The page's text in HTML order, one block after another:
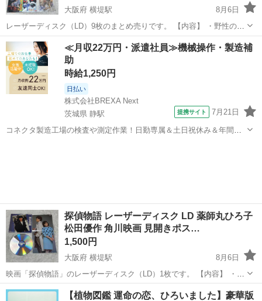
大阪府 横堤駅
8月6日
レーザーディスク（LD）9枚のまとめ売りです。 【内容】 ・野性の証
明（NEVER GIVE UP）※2種 ・探偵物語 ・里見八犬伝 ・二代目はク
リスチャン ・魔界転生（劇場版・東映） ・病院へ行こう（滝田...
大阪 大阪市 横堤駅 DVD/ブルーレイ レーザーディスク
≪月収22万円・派遣社員≫機械操作・製造補
助
時給1,250円
日払い
株式会社BREXA Next
茨城県 静駅
提携サイト 7月21日
コネクタ製造工場の検査や測定作業！日勤専属＆土日祝休み＆年間休
探偵物語 レーザーディスク LD 薬師丸ひろ子
松田優作 角川映画 見開きポス…
1,500円
大阪府 横堤駅
8月6日
映画「探偵物語」のレーザーディスク（LD）1枚です。 【内容】 ・LD
ディスク 1枚（品番 FH078-24KD／MONO） ・ジャケット（見開き仕
様・内側は松田優作＆薬師丸ひろ子のポスター） ・角川映画／主演 ...
大阪 大阪市 横堤駅 DVD/ブルーレイ レーザーディスク
【植物図鑑 運命の恋、ひろいました】豪華版